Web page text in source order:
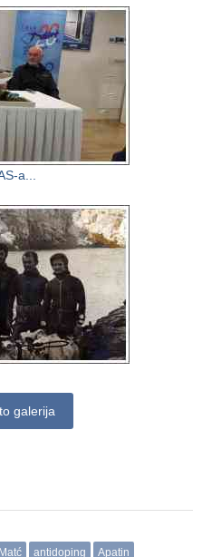
a...
galerija
antidoping
Apatin